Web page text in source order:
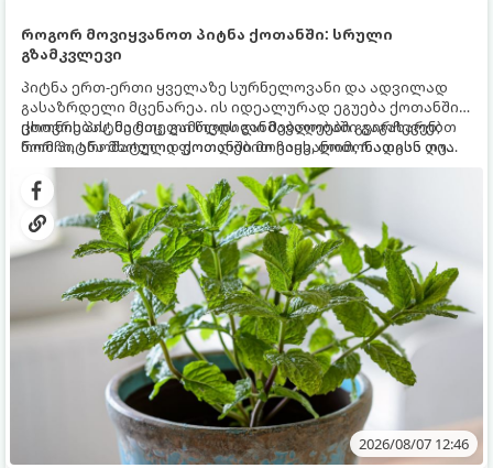
როგორ მოვიყვანოთ პიტნა ქოთანში: სრული
გზამკვლევი
პიტნა ერთ-ერთი ყველაზე სურნელოვანი და ადვილად
გასაზრდელი მცენარეა. ის იდეალურად ეგუება ქოთანში
ცხოვრებას, მეტიც, გამოცდილი მებაღეები გვირჩევენ,
რომ პიტნა მხოლოდ ქოთანში მოვიყვანოთ, რადგან ღია
გრუნტში (ბაღში) დარგვისას ის ფესვებით ძალიან
სწრაფად ვრცელდება და სხვა მცენარეებს ავიწროებს.
ქოთნის პიტნა მთელი წლის განმავლობაში გაგახარებთ
ნორჩი, არომატული ფოთლებით ჩაის, ლიმონათისა თუ
კერძებისთვის.
2026/08/07 12:46